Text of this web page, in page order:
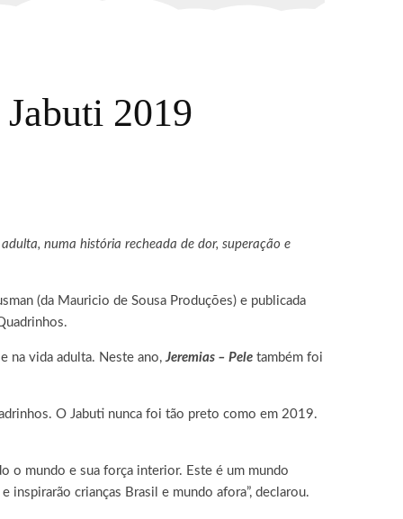
2019
numa história recheada de dor, superação e
(da Mauricio de Sousa Produções) e publicada
na vida adulta. Neste ano,Jeremias – Pele também foi
O Jabuti nunca foi tão preto como em 2019.
o mundo e sua força interior. Este é um mundo
crianças Brasil e mundo afora”, declarou.